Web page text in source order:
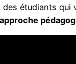
étudiants qui